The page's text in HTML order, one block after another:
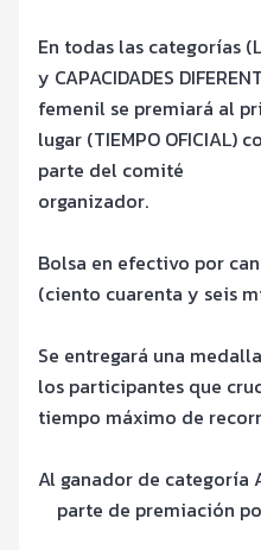
En todas las categorías
y CAPACIDADES
femenil se premiará al
lugar (TIEMPO OFICIAL)
parte del comité
organizador.
Bolsa en efectivo por
(ciento cuarenta y seis
Se entregará una
los participantes que
tiempo máximo de
Al ganador de categoría
parte de premiación